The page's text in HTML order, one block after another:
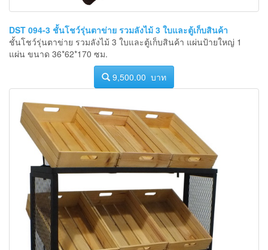
DST 094-3 ชั้นโชว์รุ่นตาข่าย รวมลังไม้ 3 ใบและตู้เก็บสินค้า
ชั้นโชว์รุ่นตาข่าย รวมลังไม้ 3 ใบและตู้เก็บสินค้า แผ่นป้ายใหญ่ 1
แผ่น ขนาด 36*62*170 ซม.
9,500.00 บาท